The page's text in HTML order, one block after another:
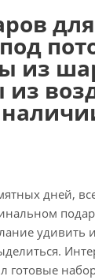
из
из
дней,
удивить
готовые